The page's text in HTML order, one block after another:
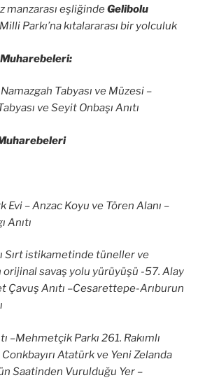
manzarası eşliğindeGelibolu
Parkı’na kıtalararası bir yolculuk
Tabyası ve Müzesi –
ve Seyit Onbaşı Anıtı
Evi – Anzac Koyu ve Tören Alanı –
Anıtı
Sırt istikametinde tüneller ve
orijinal savaş yolu yürüyüşü -57. Alay
Çavuş Anıtı –Cesarettepe-Arıburun
–Mehmetçik Parkı 261. Rakımlı
Conkbayırı Atatürk ve Yeni Zelanda
Saatinden Vurulduğu Yer –